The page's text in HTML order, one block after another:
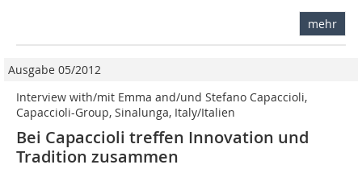
mehr
Ausgabe 05/2012
Interview with/mit Emma and/und Stefano Capaccioli,
Capaccioli-Group, Sinalunga, Italy/Italien
Bei Capaccioli treffen Innovation und
Tradition zusammen